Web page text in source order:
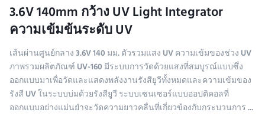
3.6V 140mm กว้าง UV Light Integrator
ความเข้มข้นระดับ UV
เส้นผ่านศูนย์กลาง 3.6V 140 มม. ตัวรวมแสง UV ความเข้มของช่วง UV
ภาพรวมผลิตภัณฑ์ UV-160 มีระบบการวัดด้วยแสงที่สมบูรณ์แบบซึ่ง
ออกแบบมาเพื่อวัดและแสดงพลังงานรังสียูวีทั้งหมดและความเข้มของ
รังสี UV ในระบบบ่มด้วยรังสียูวี ระบบเซนเซอร์แบบออปติคอลที่
ออกแบบอย่างแม่นยำจะวัดความยาวคลื่นที่เกี่ยวข้องกับกระบวนการ ...